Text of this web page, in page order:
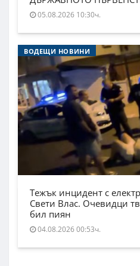
05.08.2026 10:30ч.
ВОДЕЩИ НОВИНИ
Тежък инцидент с
Свети Влас. Очевидци
бил пиян
04.08.2026 00:53ч.